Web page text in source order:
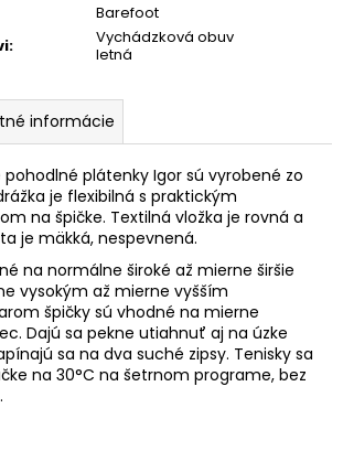
Barefoot
:
Vychádzková obuv
letná
informácie
pohodlné plátenky Igor sú vyrobené zo
je flexibilná s praktickým
na špičke. Textilná vložka je rovná a
je mäkká, nespevnená.
na normálne široké až mierne širšie
vysokým až mierne vyšším
špičky sú vhodné na mierne
Dajú sa pekne utiahnuť aj na úzke
sa na dva suché zipsy. Tenisky sa
na 30°C na šetrnom programe, bez